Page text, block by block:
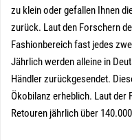
zu klein oder gefallen Ihnen
zurück. Laut den Forschern
Fashionbereich fast jedes
Jährlich werden alleine in
Händler zurückgesendet.
Ökobilanz erheblich. Laut der
Retouren jährlich über